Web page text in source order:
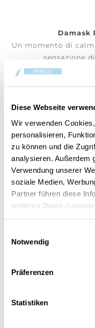
Diese Webseite
Wir verwenden
personalisieren,
zu können und die
analysieren. Außerdem
Verwendung unserer
soziale Medien,
Partner führen diese
weiteren Daten
Notwendig
Präferenzen
Statistiken
Damask
Un momento di
sensazione
Olio profumato
Cod.: